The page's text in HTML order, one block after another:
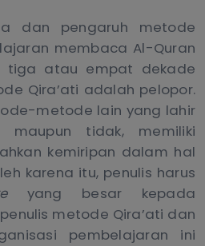
dan pengaruh metode
membaca Al-Quran
atau empat dekade
Qira’ati adalah pelopor.
metode lain yang lahir
maupun tidak, memiliki
kemiripan dalam hal
karena itu, penulis harus
yang besar kepada
metode Qira’ati dan
pembelajaran ini